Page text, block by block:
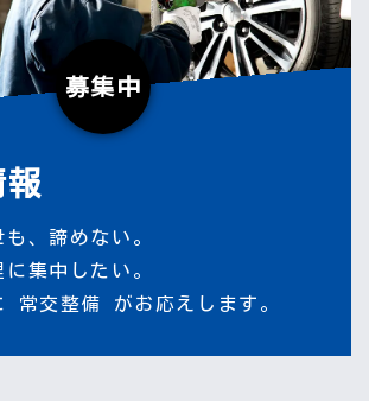
、諦めない。
集中したい。
常交整備 がお応えします。
募集中